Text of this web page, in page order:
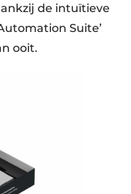
de intuïtieve
Suite’
ooit.